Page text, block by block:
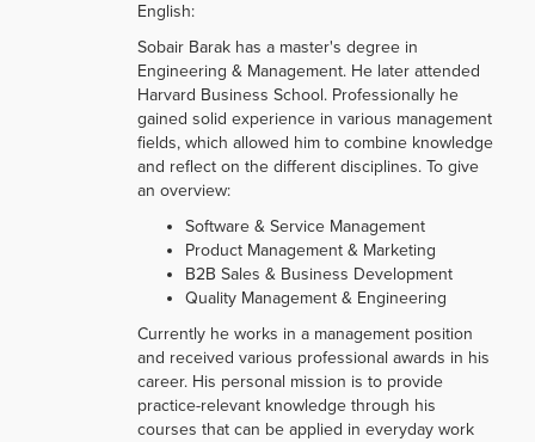
English:
Sobair Barak has a master's degree in
Engineering & Management. He later attended
Harvard Business School. Professionally he
gained solid experience in various management
fields, which allowed him to combine knowledge
and reflect on the different disciplines. To give
an overview:
Software & Service Management
Product Management & Marketing
B2B Sales & Business Development
Quality Management & Engineering
Currently he works in a management position
and received various professional awards in his
career. His personal mission is to provide
practice-relevant knowledge through his
courses that can be applied in everyday work